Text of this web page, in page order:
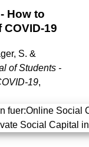
How to
19
S. &
of Students -
19,